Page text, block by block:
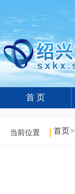
首 页
当前位置 首页>